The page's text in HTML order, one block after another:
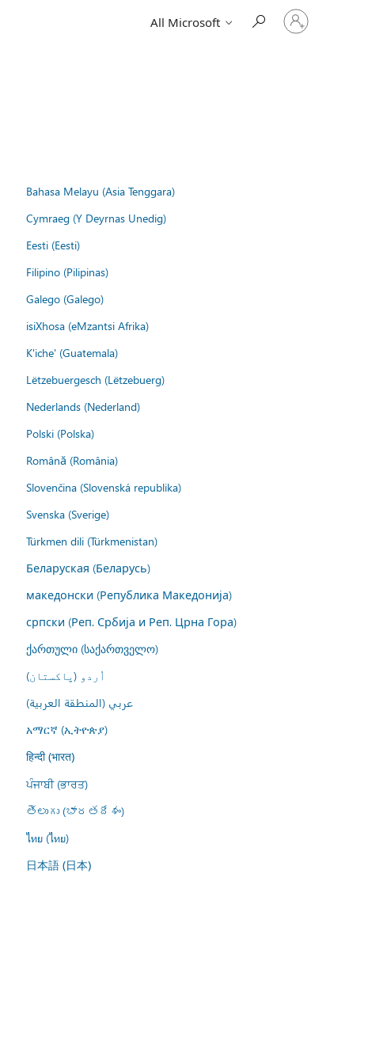
All Microsoft
Sign
in
Bahasa Melayu (Asia Tenggara)
Cymraeg (Y Deyrnas Unedig)
Eesti (Eesti)
Filipino (Pilipinas)
Galego (Galego)
isiXhosa (eMzantsi Afrika)
K'iche' (Guatemala)
Lëtzebuergesch (Lëtzebuerg)
Nederlands (Nederland)
Polski (Polska)
Română (România)
Slovenčina (Slovenská republika)
Svenska (Sverige)
Türkmen dili (Türkmenistan)
Беларуская (Беларусь)
македонски (Република Македонија)
српски (Реп. Србија и Реп. Црна Гора)
ქართული (საქართველო)
اُردو (پاکستان)
عربي (المنطقة العربية)
አማርኛ (ኢትዮጵያ)
हिन्दी (भारत)
ਪੰਜਾਬੀ (ਭਾਰਤ)
తెలుగు (భారతదేశం)
ไทย (ไทย)
日本語 (日本)